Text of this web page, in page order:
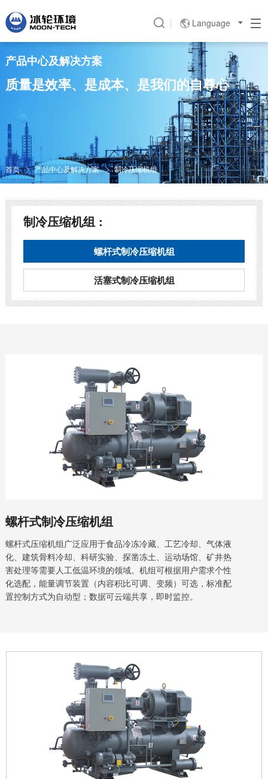
Language 
产品中心及解决方案
质量是效率、是成本、是我们的自尊心
首页  产品中心及解决方案  制冷压缩机组
制冷压缩机组 :
螺杆式制冷压缩机组
活塞式制冷压缩机组
螺杆式制冷压缩机组
螺杆式压缩机组广泛应用于食品冷冻冷藏、工艺冷却、气体液
化、建筑骨料冷却、科研实验、探凿冻土、运动场馆、矿井热
害处理等需要人工低温环境的领域。机组可根据用户需求个性
化选配，能量调节装置（内容积比可调、变频）可选，标准配
置控制方式为自动型；数据可云端共享，即时监控。